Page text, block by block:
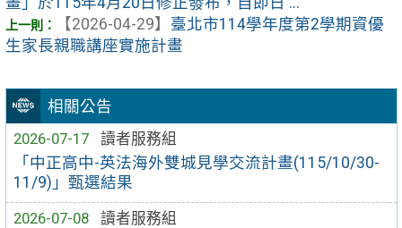
相關公告
2026-07-17
讀者服務組
「中正高中-英法海外雙城見學交流計畫(115/10/30-
11/9)」甄選結果
2026-07-08
讀者服務組
【2026-04-29】 臺北市114學年度第2學期資優
生家長親職講座實施計畫